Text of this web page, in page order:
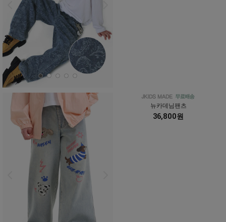
뉴카데님팬츠
36,800원